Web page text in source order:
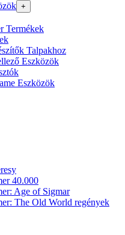
+
Termékek
Talpakhoz
Eszközök
Eszközök
40.000
Age of Sigmar
The Old World regények